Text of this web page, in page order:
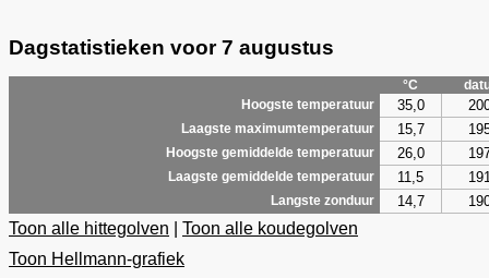
Dagstatistieken voor 7 augustus
°C
Hoogste temperatuur
35,0
Laagste maximumtemperatuur 15,7
Hoogste gemiddelde temperatuur 26,0
Laagste gemiddelde temperatuur 11,5
Langste zonduur 14,7
Toon alle hittegolven
Toon alle koudegolven
Toon Hellmann-grafiek